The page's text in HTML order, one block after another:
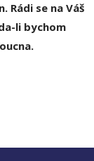
Rádi se na Váš
li bychom